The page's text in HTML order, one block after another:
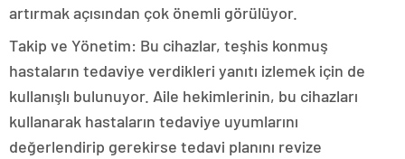
artırmak açısından çok önemli görülüyor.
Takip ve Yönetim: Bu cihazlar, teşhis konmuş
hastaların tedaviye verdikleri yanıtı izlemek için de
kullanışlı bulunuyor. Aile hekimlerinin, bu cihazları
kullanarak hastaların tedaviye uyumlarını
değerlendirip gerekirse tedavi planını revize